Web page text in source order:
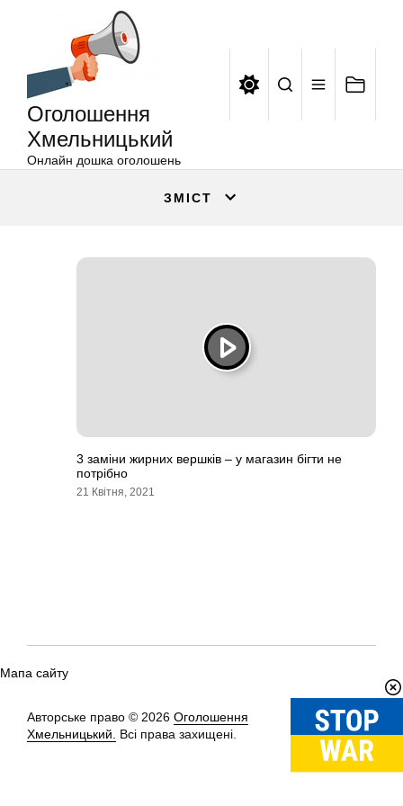
Оголошення
Хмельницький
Онлайн дошка оголошень
ЗМІСТ
3 заміни жирних вершків – у магазин бігти не
потрібно
21 Квітня, 2021
Мапа сайту
Авторське право © 2026 Оголошення
Хмельницький.
Всі права захищені.
Вгору↑